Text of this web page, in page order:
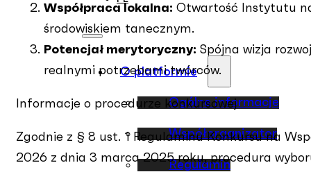
O platformie
Ogólne informacje
Współorganizator
Regulamin
Współpraca lokalna: Otwartość Instytutu
środowiskiem tanecznym.
Potencjał merytoryczny: Spójna wizja
realnymi potrzebami twórców.
Informacje o procedurze konkursowej
Zgodnie z § 8 ust. 1 Regulaminu Konkursu na
2026 z dnia 3 marca 2025 roku, procedura